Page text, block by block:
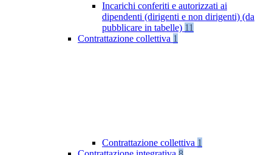
Incarichi conferiti e autorizzati ai
dipendenti (dirigenti e non dirigenti) (da
pubblicare in tabelle) 11
Contrattazione collettiva 1
Contrattazione collettiva 1